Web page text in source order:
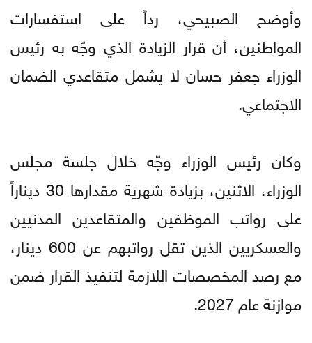
وأوضح الصبيحي، رداً على استفسارات
المواطنين، أن قرار الزيادة الذي وجّه به رئيس
الوزراء جعفر حسان لا يشمل متقاعدي الضمان
الاجتماعي.
وكان رئيس الوزراء وجّه خلال جلسة مجلس
الوزراء، الاثنين، بزيادة شهرية مقدارها 30 ديناراً
على رواتب الموظفين والمتقاعدين المدنيين
والعسكريين الذين تقل رواتبهم عن 600 دينار،
مع رصد المخصصات اللازمة لتنفيذ القرار ضمن
موازنة عام 2027.